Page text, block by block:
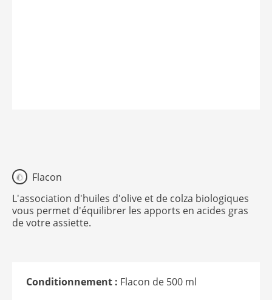
Flacon
L'association d'huiles d'olive et de colza biologiques
vous permet d'équilibrer les apports en acides gras
de votre assiette.
Conditionnement : Flacon de 500 ml